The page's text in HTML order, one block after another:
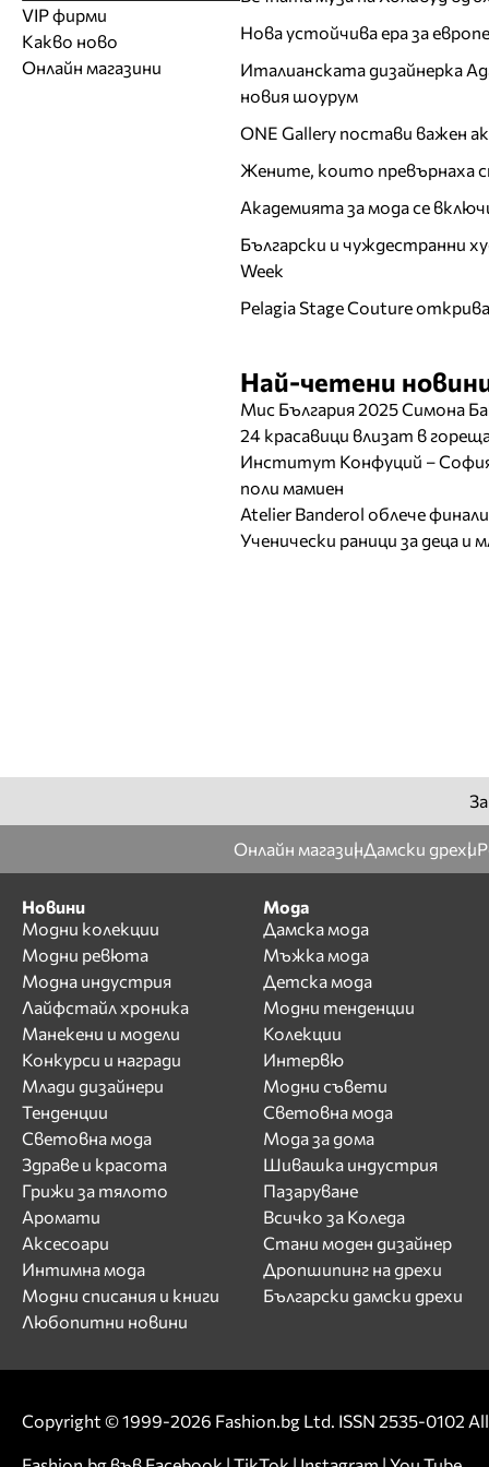
Нова устойчива ера за
Италианската дизайнерка
новия шоурум
ONE Gallery постави важен
Жените, които превърнаха
Академията за мода се
Български и чуждестранни
Week
Pelagia Stage Couture
Най-четени
Мис България 2025 Симона
24 красавици влизат в
Институт Конфуций –
поли мамиен
Atelier Banderol облече
Ученически раници за деца и
Бански костюми
Модни дизайнери
Бутици
Обувки
Други аксесоари
Солариуми
Фитнес и здраве
Работа на ишлеме
CAD/CAM услуги
Модели
Образователни
Модни списания
Сватбени агенции
Магазини за дрехи
Магазини за обувки
Магазини за aксесоари
VIP фирми
Какво ново
Онлайн магазини
Онлайн магазинДамски дрехи
Новини
Модни колекции
Модни ревюта
Модна индустрия
Лайфстайл хроника
Манекени и модели
Конкурси и награди
Млади дизайнери
Тенденции
Световна мода
Здраве и красота
Грижи за тялото
Аромати
Аксесоари
Интимна мода
Модни списания и книги
Любопитни новини
Мода
Дамска мода
Мъжка мода
Детска мода
Модни тенденции
Колекции
Интервю
Модни съвети
Световна мода
Мода за дома
Шивашка индустрия
Пазаруване
Всичко за Коледа
Стани моден дизайнер
Дропшипинг на дрехи
Български дамски дрехи
Copyright © 1999-2026 Fashion.bg Ltd. ISSN 2535-0102